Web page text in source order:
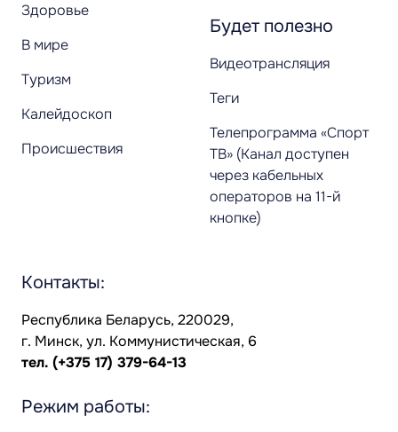
Здоровье
В мире
Туризм
Калейдоскоп
Происшествия
Будет полезно
Видеотрансляция
Теги
Телепрограмма «Спорт
ТВ» (Канал доступен
через кабельных
операторов на 11-й
кнопке)
Контакты:
Республика Беларусь, 220029,
г. Минск, ул. Коммунистическая, 6
тел. (+375 17) 379-64-13
Режим работы: